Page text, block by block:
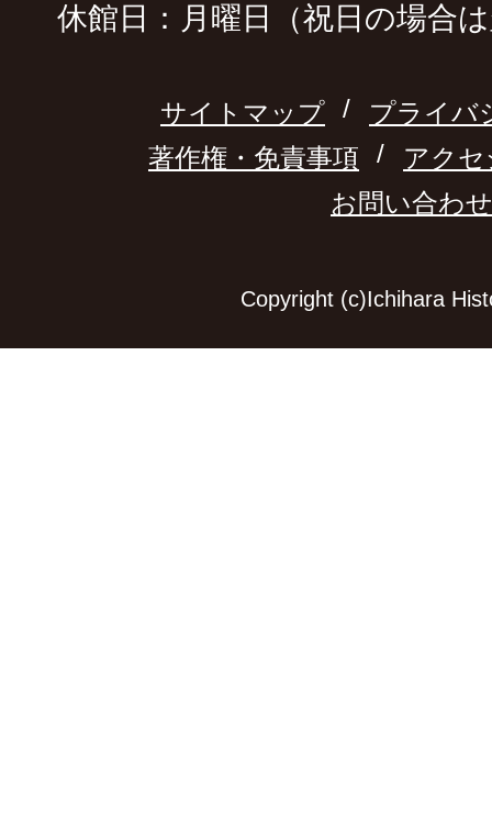
休館日：月曜日（祝日の場合
サイトマップ
プライバ
著作権・免責事項
アク
お問い合わせ
Copyright (c)Ichihara